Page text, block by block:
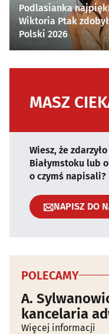
Podlasianka
Wiktoria Ptak
Polski 2026
MASZ
Wiesz, że
Białymstoku lub
o czymś napisali?
NAPISZ DO
POLECAMY
A.
kancelaria
Więcej informacji